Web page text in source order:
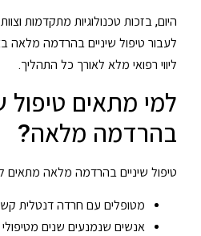
היום, בזכות טכנולוגיות מתקדמות
לעבור טיפול שיניים בהרדמה מלאה
ליווי רפואי מלא לאורך כל התהליך.
למי מתאים טיפול
בהרדמה מלאה?
טיפול שיניים בהרדמה מלאה מתאים
מטופלים עם חרדה דנטלית
אנשים שנמנעים שנים מטיפולי